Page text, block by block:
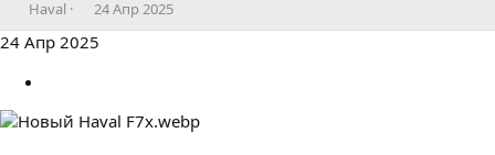
А
в
т
р
е
Haval
Д
а
т
ч
24 Апр 2025
24 Апр 2025